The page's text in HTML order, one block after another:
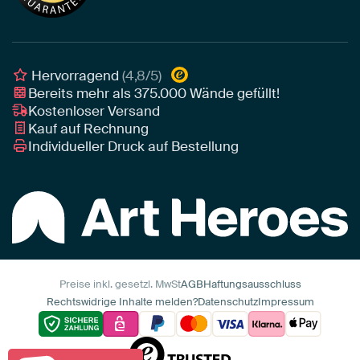
Leinwand für draußen
Individuelle Einrichtungsberatung
Awards und Preise
Art Heroes App
Hervorragend(4,8/5)
Bereits mehr als375.000Wände gefüllt!
Kostenloser Versand
Kauf auf Rechnung
Individueller Druck auf Bestellung
Preise inkl. gesetzl. MwStAGBHaftungsausschluss
Rechtswidrige Inhalte melden?DatenschutzImpressum